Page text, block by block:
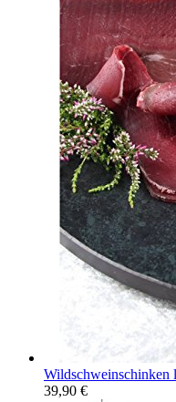
Wildschweinschinken
39,90 €